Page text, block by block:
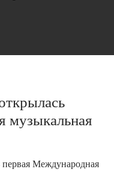
музыкальная